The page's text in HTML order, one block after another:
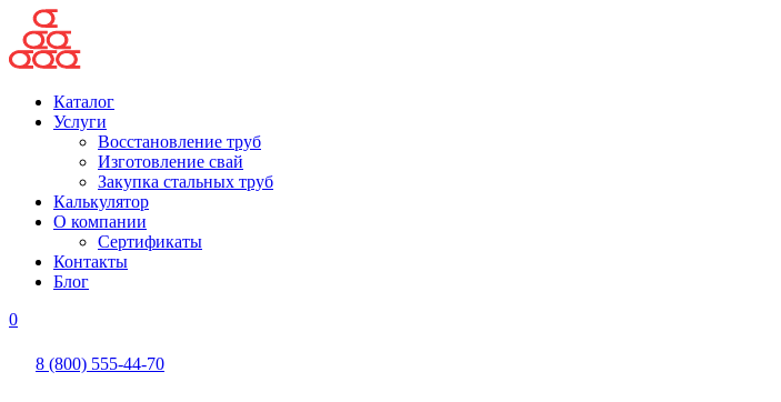
Каталог
Услуги
Восстановление труб
Изготовление свай
Закупка стальных труб
Калькулятор
О компании
Сертификаты
Контакты
Блог
0
8 (800) 555-44-70